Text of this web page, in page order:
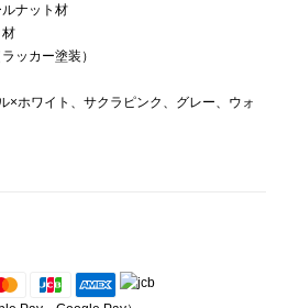
ナット材
ッカー塗装）
×ホワイト、サクラピンク、グレー、ウォ